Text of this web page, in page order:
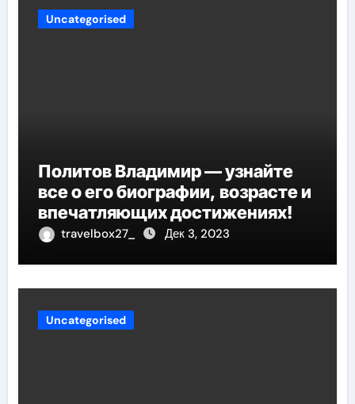
Uncategorised
Политов Владимир — узнайте
все о его биографии, возрасте и
впечатляющих достижениях!
travelbox27_ Дек 3, 2023
Uncategorised